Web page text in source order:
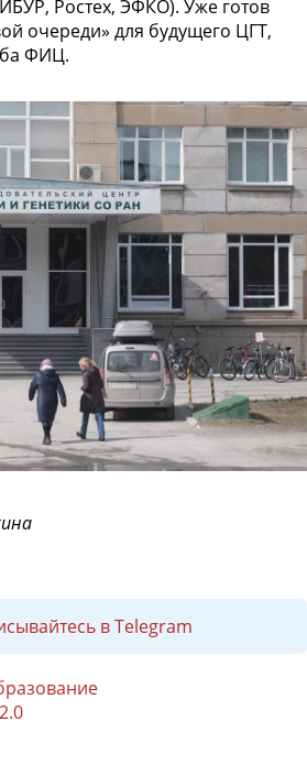
Ростех, ЭФКО). Уже готов
очереди» для будущего ЦГТ,
ФИЦ.
в Telegram